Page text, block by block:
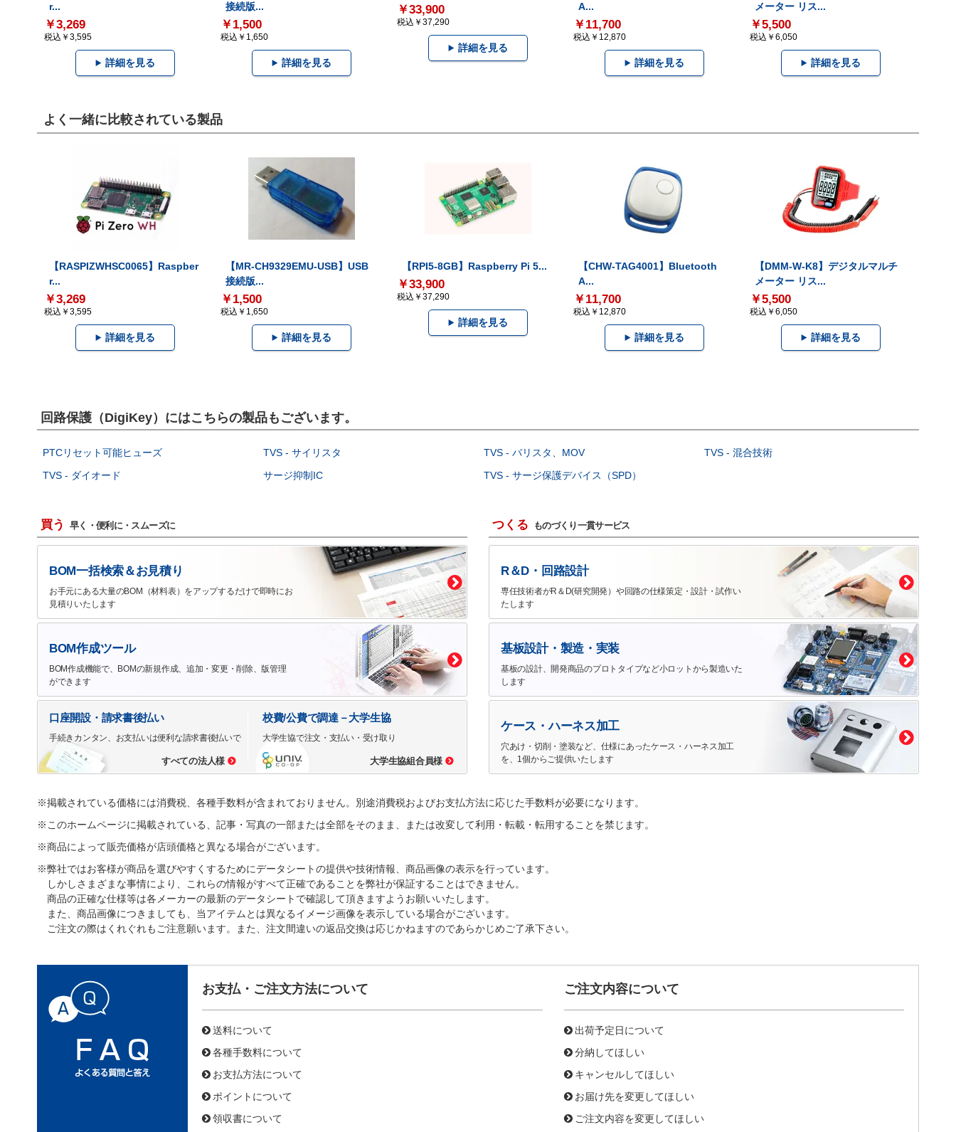
r...
￥3,269
税込￥3,595
詳細を見る
接続版...
￥1,500
税込￥1,650
詳細を見る
￥33,900
税込￥37,290
詳細を見る
A...
￥11,700
税込￥12,870
詳細を見る
メーター リス...
￥5,500
税込￥6,050
詳細を見る
よく一緒に比較されている製品
【RASPIZWHSC0065】Raspber
r...
￥3,269
税込￥3,595
詳細を見る
【MR-CH9329EMU-USB】USB
接続版...
￥1,500
税込￥1,650
詳細を見る
【RPI5-8GB】Raspberry Pi 5...
￥33,900
税込￥37,290
詳細を見る
【CHW-TAG4001】Bluetooth
A...
￥11,700
税込￥12,870
詳細を見る
【DMM-W-K8】デジタルマルチ
メーター リス...
￥5,500
税込￥6,050
詳細を見る
回路保護（DigiKey）にはこちらの製品もございます。
PTCリセット可能ヒューズ TVS - サイリスタ TVS - バリスタ、MOV
TVS - 混合技術
TVS - ダイオード
サージ抑制IC TVS - サージ保護デバイス（SPD）
買う 早く・便利に・スムーズに
BOM一括検索＆お見積り
お手元にある大量のBOM（材料表）をアップするだけで即時にお
見積りいたします
BOM作成ツール
BOM作成機能で、BOMの新規作成、追加・変更・削除、版管理
ができます
口座開設・請求書後払い
手続きカンタン、お支払いは便利な請求書後払いで
すべての法人様
校費/公費で調達－大学生協
大学生協で注文・支払い・受け取り
大学生協組合員様
つくる ものづくり一貫サービス
R＆D・回路設計
専任技術者がR＆D(研究開発）や回路の仕様策定・設計・試作い
たします
基板設計・製造・実装
基板の設計、開発商品のプロトタイプなど小ロットから製造いた
します
ケース・ハーネス加工
穴あけ・切削・塗装など、仕様にあったケース・ハーネス加工
を、1個からご提供いたします
※掲載されている価格には消費税、各種手数料が含まれておりません。別途消費税およびお支払方法に応じた手数料が必要になります。
※このホームページに掲載されている、記事・写真の一部または全部をそのまま、または改変して利用・転載・転用することを禁じます。
※商品によって販売価格が店頭価格と異なる場合がございます。
※弊社ではお客様が商品を選びやすくするためにデータシートの提供や技術情報、商品画像の表示を行っています。
しかしさまざまな事情により、これらの情報がすべて正確であることを弊社が保証することはできません。
商品の正確な仕様等は各メーカーの最新のデータシートで確認して頂きますようお願いいたします。
また、商品画像につきましても、当アイテムとは異なるイメージ画像を表示している場合がございます。
ご注文の際はくれぐれもご注意願います。また、注文間違いの返品交換は応じかねますのであらかじめご了承下さい。
お支払・ご注文方法について
送料について
各種手数料について
お支払方法について
ポイントについて
領収書について
ご注文内容について
出荷予定日について
分納してほしい
キャンセルしてほしい
お届け先を変更してほしい
ご注文内容を変更してほしい